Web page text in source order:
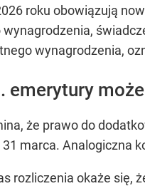
roku obowiązują
wynagrodzenia,
emerytury
że prawo do
marca. Analogiczna
rozliczenia okaże się,